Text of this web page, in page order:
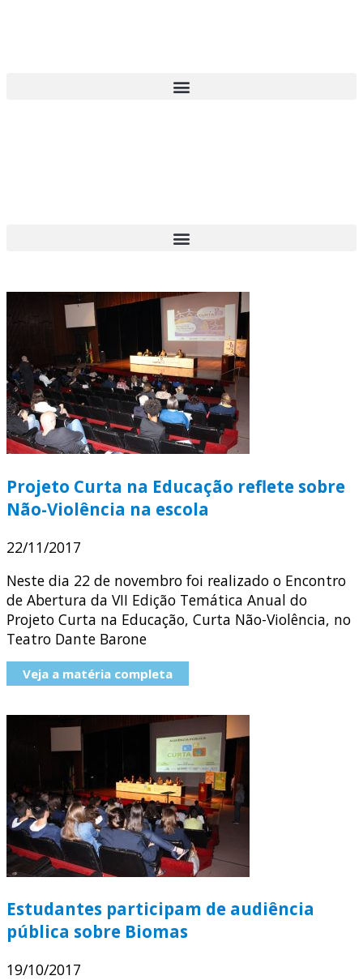
Projeto Curta na Educação reflete sobre
Não-Violência na escola
22/11/2017
Neste dia 22 de novembro foi realizado o Encontro
de Abertura da VII Edição Temática Anual do
Projeto Curta na Educação, Curta Não-Violência, no
Teatro Dante Barone
Veja a matéria completa
Estudantes participam de audiência
pública sobre Biomas
19/10/2017